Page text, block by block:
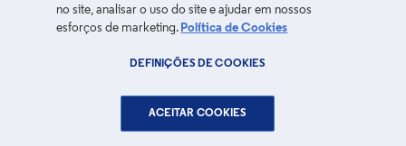
no site, analisar o uso do site e ajudar em nossos
esforços de marketing. Política de Cookies
DEFINIÇÕES DE COOKIES
ACEITAR COOKIES